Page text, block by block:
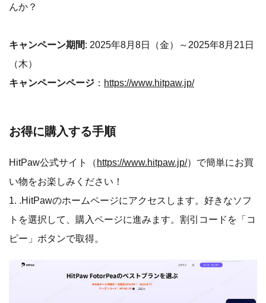
んか？
キャンペーン期間: 2025年8月8日（金）～2025年8月21日
（木）
キャンペーンページ ： https://www.hitpaw.jp/
お得に購入する手順
HitPaw公式サイト（ https://www.hitpaw.jp/）で簡単にお買
い物をお楽しみください！
1. .HitPawのホームページにアクセスします。好きなソフ
トを選択して、購入ページに進みます。割引コードを「コ
ピー」ボタンで取得。